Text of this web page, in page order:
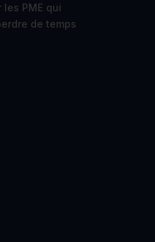
les PME qui
de temps